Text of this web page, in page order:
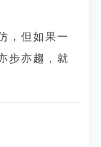
，但如果一
步亦趨，就